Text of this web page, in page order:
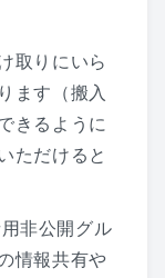
取りにいら
ます（搬入
きるように
ただけると
非公開グル
情報共有や